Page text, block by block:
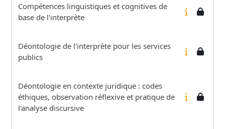
Compétences linguistiques et cognitives de
base de l'interprète
Déontologie de l'interprète pour les services
publics
Déontologie en contexte juridique : codes
éthiques, observation réflexive et pratique de
l'analyse discursive